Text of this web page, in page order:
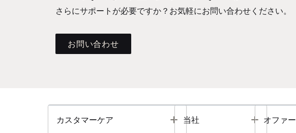
さらにサポートが必要ですか？お気軽にお問い合わせください。
お問い合わせ
カスタマーケア Toggle
当社 Toggle
オファー